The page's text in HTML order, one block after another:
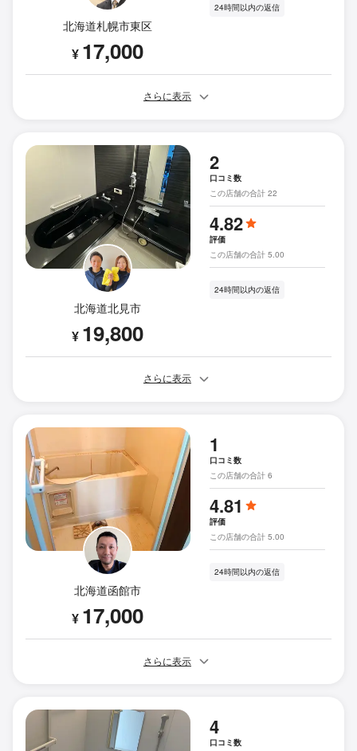
北海道札幌市東区
¥ 17,000
24時間以内の返信
さらに表示
北海道北見市
¥ 19,800
2
口コミ数
この店舗の合計 22
4.82
評価
この店舗の合計 5.00
24時間以内の返信
さらに表示
北海道函館市
¥ 17,000
1
口コミ数
この店舗の合計 6
4.81
評価
この店舗の合計 5.00
24時間以内の返信
さらに表示
4
口コミ数